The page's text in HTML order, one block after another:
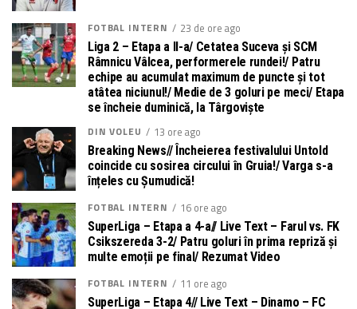
FOTBAL INTERN 23 de ore ago
Liga 2 – Etapa a II-a/ Cetatea Suceva și SCM
Râmnicu Vâlcea, performerele rundei!/ Patru
echipe au acumulat maximum de puncte și tot
atâtea niciunul!/ Medie de 3 goluri pe meci/ Etapa
se încheie duminică, la Târgoviște
DIN VOLEU
13 ore ago
Breaking News// Încheierea festivalului Untold
coincide cu sosirea circului în Gruia!/ Varga s-a
înțeles cu Șumudică!
FOTBAL INTERN
16 ore ago
SuperLiga – Etapa a 4-a// Live Text – Farul vs. FK
Csikszereda 3-2/ Patru goluri în prima repriză și
multe emoții pe final/ Rezumat Video
FOTBAL INTERN
11 ore ago
SuperLiga – Etapa 4// Live Text – Dinamo – FC